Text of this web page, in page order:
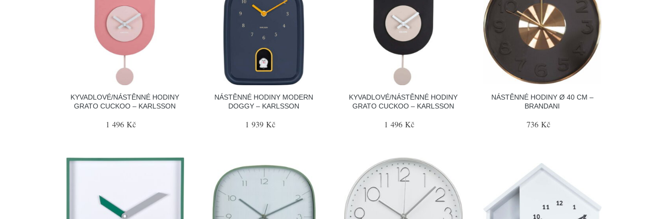
KYVADLOVÉ/NÁSTĚNNÉ HODINY
GRATO CUCKOO – KARLSSON
1 496 Kč
NÁSTĚNNÉ HODINY MODERN
DOGGY – KARLSSON
1 939 Kč
KYVADLOVÉ/NÁSTĚNNÉ HODINY
GRATO CUCKOO – KARLSSON
1 496 Kč
NÁSTĚNNÉ HODINY Ø 40 CM –
BRANDANI
736 Kč